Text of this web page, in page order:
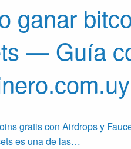
ganar
— Guía
gratis con Airdrops y
es una de las…